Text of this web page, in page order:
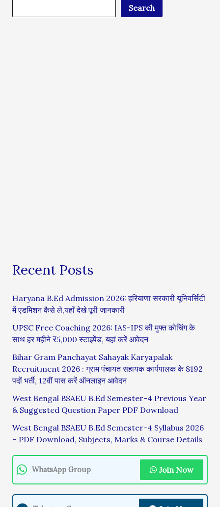
Search
Recent Posts
Haryana B.Ed Admission 2026: हरियाणा सरकारी यूनिवर्सिटी
में एडमिशन कैसे ले,यहाँ देखे पूरी जानकारी
UPSC Free Coaching 2026: IAS-IPS की मुफ्त कोचिंग के
साथ हर महीने ₹5,000 स्टाइपेंड, यहां करें आवेदन
Bihar Gram Panchayat Sahayak Karyapalak
Recruitment 2026 : ग्राम पंचायत सहायक कार्यपालक के 8192
पदों भर्ती, 12वीं पास करें ऑनलाइन आवेदन
West Bengal BSAEU B.Ed Semester-4 Previous Year
& Suggested Question Paper PDF Download
West Bengal BSAEU B.Ed Semester-4 Syllabus 2026
– PDF Download, Subjects, Marks & Course Details
WhatsApp Group Join Now